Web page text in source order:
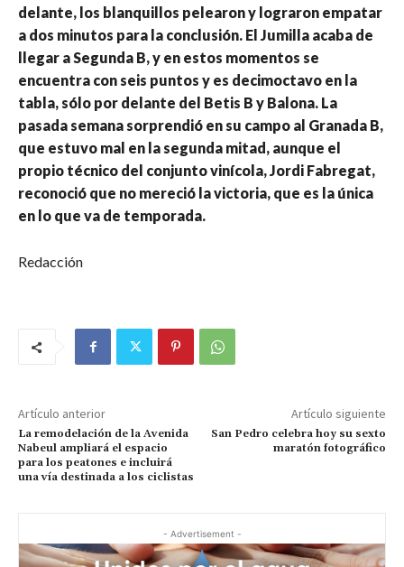
delante, los blanquillos pelearon y lograron empatar
a dos minutos para la conclusión. El Jumilla acaba de
llegar a Segunda B, y en estos momentos se
encuentra con seis puntos y es decimoctavo en la
tabla, sólo por delante del Betis B y Balona. La
pasada semana sorprendió en su campo al Granada B,
que estuvo mal en la segunda mitad, aunque el
propio técnico del conjunto vinícola, Jordi Fabregat,
reconoció que no mereció la victoria, que es la única
en lo que va de temporada.
Redacción
Artículo anterior
La remodelación de la Avenida
Nabeul ampliará el espacio
para los peatones e incluirá
una vía destinada a los ciclistas
Artículo siguiente
San Pedro celebra hoy su sexto
maratón fotográfico
- Advertisement -